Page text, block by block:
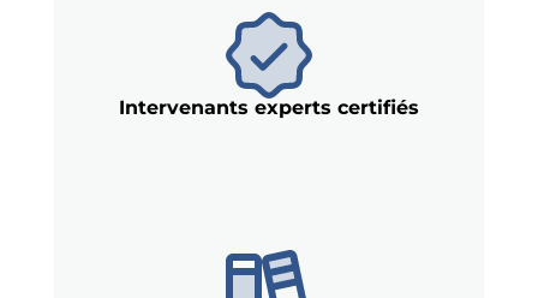
Intervenants experts certifiés